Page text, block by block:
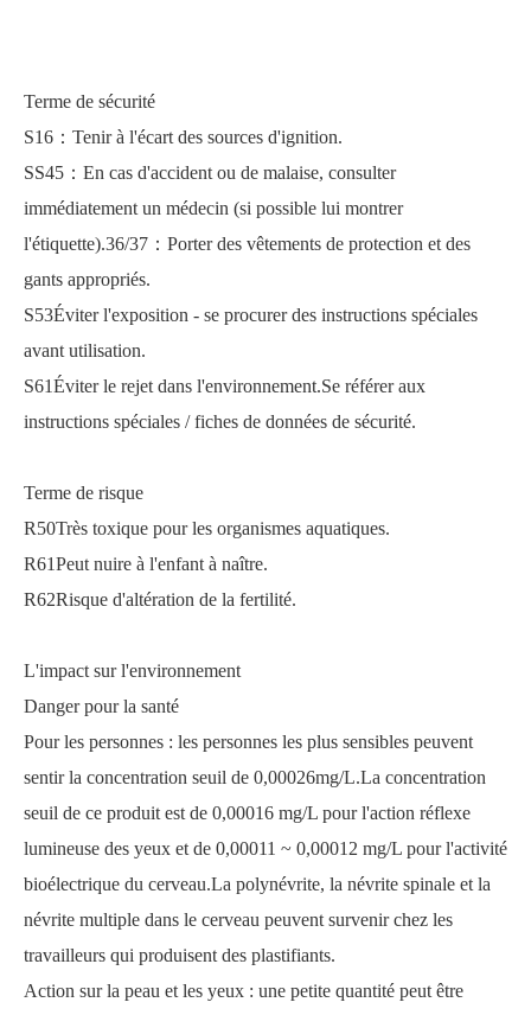
Terme de sécurité
S16：Tenir à l'écart des sources d'ignition.
SS45：En cas d'accident ou de malaise, consulter
immédiatement un médecin (si possible lui montrer
l'étiquette).36/37：Porter des vêtements de protection et des
gants appropriés.
S53Éviter l'exposition - se procurer des instructions spéciales
avant utilisation.
S61Éviter le rejet dans l'environnement.Se référer aux
instructions spéciales / fiches de données de sécurité.
Terme de risque
R50Très toxique pour les organismes aquatiques.
R61Peut nuire à l'enfant à naître.
R62Risque d'altération de la fertilité.
L'impact sur l'environnement
Danger pour la santé
Pour les personnes : les personnes les plus sensibles peuvent
sentir la concentration seuil de 0,00026mg/L.La concentration
seuil de ce produit est de 0,00016 mg/L pour l'action réflexe
lumineuse des yeux et de 0,00011 ~ 0,00012 mg/L pour l'activité
bioélectrique du cerveau.La polynévrite, la névrite spinale et la
névrite multiple dans le cerveau peuvent survenir chez les
travailleurs qui produisent des plastifiants.
Action sur la peau et les yeux : une petite quantité peut être